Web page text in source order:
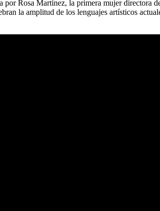
Rosa Martínez, la primera mujer directora
la amplitud de los lenguajes artísticos